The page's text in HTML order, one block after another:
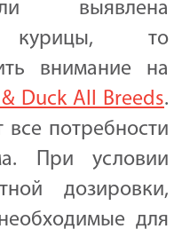
выявлена
курицы, то
внимание на
Duck All Breeds.
потребности
При условии
дозировки,
для